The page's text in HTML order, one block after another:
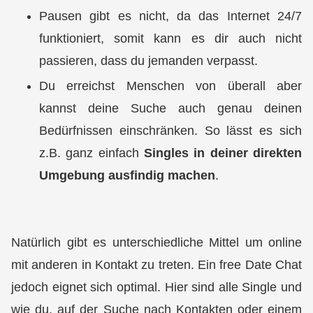
Pausen gibt es nicht, da das Internet 24/7
funktioniert, somit kann es dir auch nicht
passieren, dass du jemanden verpasst.
Du erreichst Menschen von überall aber
kannst deine Suche auch genau deinen
Bedürfnissen einschränken. So lässt es sich
z.B. ganz einfach Singles in deiner direkten
Umgebung ausfindig machen.
Natürlich gibt es unterschiedliche Mittel um online
mit anderen in Kontakt zu treten. Ein free Date Chat
jedoch eignet sich optimal. Hier sind alle Single und
wie du, auf der Suche nach Kontakten oder einem